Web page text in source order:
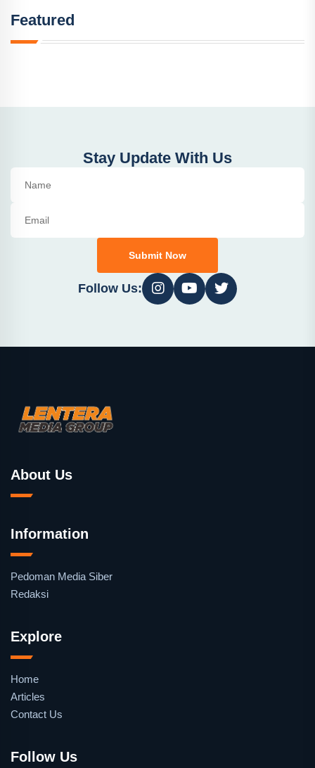
Featured
Stay Update With Us
Submit Now
Follow Us:
About Us
Information
Pedoman Media Siber
Redaksi
Explore
Home
Articles
Contact Us
Follow Us